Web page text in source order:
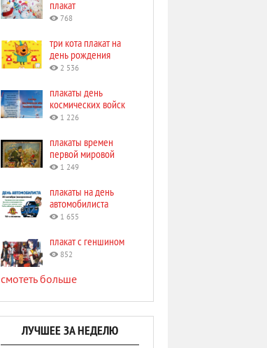
плакат
768
три кота плакат на
день рождения
2 536
плакаты день
космических войск
1 226
плакаты времен
первой мировой
1 249
плакаты на день
автомобилиста
1 655
плакат с геншином
852
смотеть больше
ЛУЧШЕЕ ЗА НЕДЕЛЮ